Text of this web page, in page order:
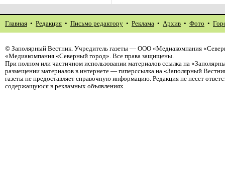
Главная • Редакция • Письмо редактору • Реклама • Архив • Фото •
© Заполярный Вестник. Учредитель газеты — ООО «Медиакомпания
«Медиакомпания «Северный город». Все права защищены.
При полном или частичном использовании материалов ссылка на
размещении материалов в интернете — гиперссылка на «Заполярный
газеты не предоставляет справочную информацию. Редакция не несет
содержащуюся в рекламных объявлениях.